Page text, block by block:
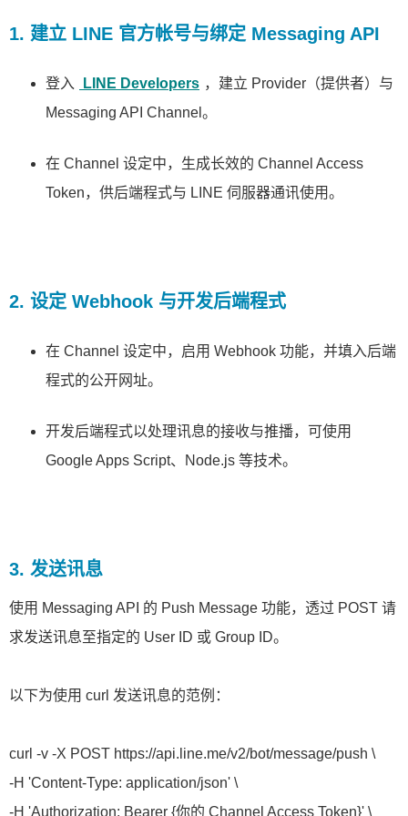
1. 建立 LINE 官方帐号与绑定 Messaging API
登入 LINE Developers ，建立 Provider（提供者）与
Messaging API Channel。
在 Channel 设定中，生成长效的 Channel Access
Token，供后端程式与 LINE 伺服器通讯使用。
2. 设定 Webhook 与开发后端程式
在 Channel 设定中，启用 Webhook 功能，并填入后端
程式的公开网址。
开发后端程式以处理讯息的接收与推播，可使用
Google Apps Script、Node.js 等技术。
3. 发送讯息
使用 Messaging API 的 Push Message 功能，透过 POST 请
求发送讯息至指定的 User ID 或 Group ID。
以下为使用 curl 发送讯息的范例：​
curl -v -X POST https://api.line.me/v2/bot/message/push \
-H 'Content-Type: application/json' \
-H 'Authorization: Bearer {你的 Channel Access Token}' \